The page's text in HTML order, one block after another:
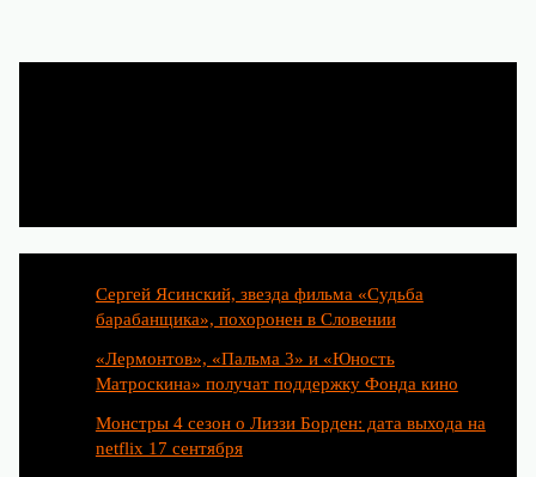
Сергей Ясинский, звезда фильма «Судьба
барабанщика», похоронен в Словении
«Лермонтов», «Пальма 3» и «Юность
Матроскина» получат поддержку Фонда кино
Монстры 4 сезон о Лиззи Борден: дата выхода на
netflix 17 сентября